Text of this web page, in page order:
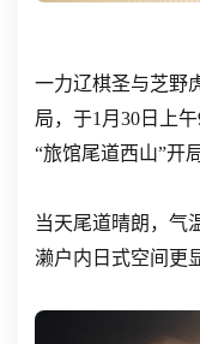
一力辽棋圣与芝野
局，于1月30日上
“旅馆尾道西山”开
当天尾道晴朗，气
濑户内日式空间更